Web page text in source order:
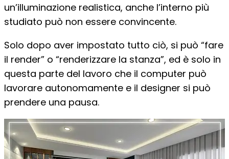
un’illuminazione realistica, anche l’interno più
studiato può non essere convincente.
Solo dopo aver impostato tutto ciò, si può “fare
il render” o “renderizzare la stanza”, ed è solo in
questa parte del lavoro che il computer può
lavorare autonomamente e il designer si può
prendere una pausa.